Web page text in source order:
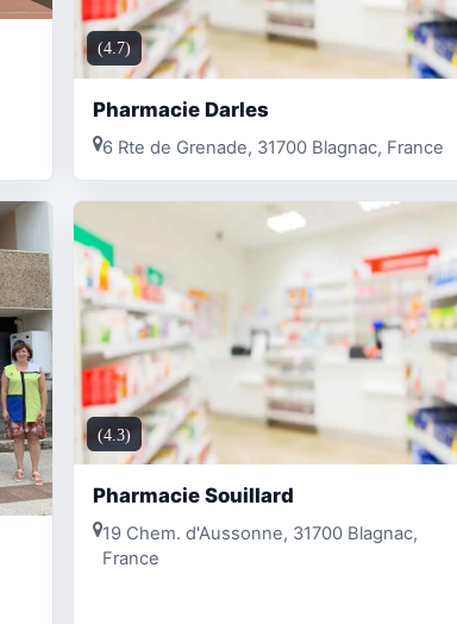
(4.7)
Pharmacie Darles
6 Rte de Grenade, 31700 Blagnac, France
(4.3)
Pharmacie Souillard
19 Chem. d'Aussonne, 31700 Blagnac,
France